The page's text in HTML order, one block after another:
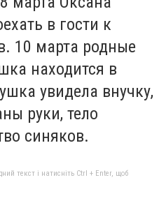
в гости к
10 марта родные
находится в
увидела внучку,
руки, тело
синяков.
текст і натисніть Ctrl + Enter, щоб